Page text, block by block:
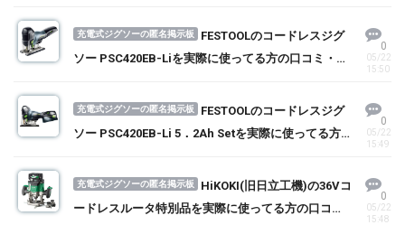
充電式ジグソーの匿名掲示板
FESTOOLのコードレスジグ
ソー PSC420EB-Liを実際に使ってる方の口コミ・評
0
05/22
15:50
充電式ジグソーの匿名掲示板
FESTOOLのコードレスジグ
ソー PSC420EB-Li 5．2Ah Setを実際に使ってる方
0
05/22
15:49
充電式ジグソーの匿名掲示板
HiKOKI(旧日立工機)の36Vコ
ードレスルータ特別品を実際に使ってる方の口コ
0
05/22
15:48